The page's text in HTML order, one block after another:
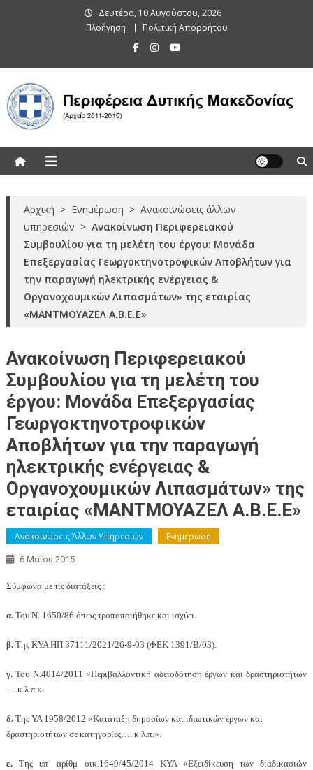
Δευτέρα, 10 Αυγούστου, 2026
Πλοήγηση
Πολιτική Απορρήτου
Αρχική > Ενημέρωση > Ανακοινώσεις άλλων
υπηρεσιών > Ανακοίνωση Περιφερειακού
Συμβουλίου για τη μελέτη του έργου: Μονάδα
Επεξεργασίας Γεωργοκτηνοτροφικών Αποβλήτων για
την παραγωγή ηλεκτρικής ενέργειας &
Οργανοχουμικών Λιπασμάτων» της εταιρίας
«ΜΑΝΤΜΟΥΑΖΕΛ Α.Β.Ε.Ε»
Ανακοίνωση Περιφερειακού
Συμβουλίου για τη μελέτη του
έργου: Μονάδα Επεξεργασίας
Γεωργοκτηνοτροφικών
Αποβλήτων για την παραγωγή
ηλεκτρικής ενέργειας &
Οργανοχουμικών Λιπασμάτων» της
εταιρίας «ΜΑΝΤΜΟΥΑΖΕΛ Α.Β.Ε.Ε»
Ανακοινώσεις Άλλων Υπηρεσιών Ενημέρωση
6 Μαΐου 2015
Σύμφωνα με τις διατάξεις :
α.Του Ν. 1650/86 όπως τροποποιήθηκε και ισχύει.
β.Της ΚΥΑ ΗΠ 37111/2021/26-9-03 (ΦΕΚ 1391/Β/03).
γ.Του Ν.4014/2011 «Περιβαλλοντική αδειοδότηση έργων και δραστηριοτήτων
….κ.λ.π.».
δ.Της ΥΑ 1958/2012 «Κατάταξη δημοσίων και ιδιωτικών έργων και
δραστηριοτήτων σε κατηγορίες…. κ.λ.π.».
ε.Της υπ’ αρίθμ οικ.1649/45/2014 ΚΥΑ «Εξειδίκευση των διαδικασιών